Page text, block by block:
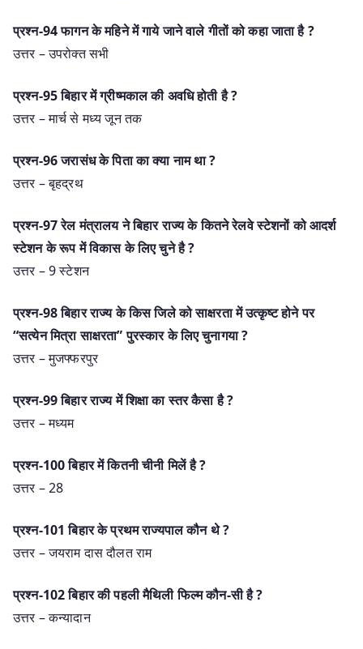
प्रश्न-94 फागन के महिने में गाये जाने वाले गीतों को कहा जाता है ?
उत्तर – उपरोक्त सभी
प्रश्न-95 बिहार में ग्रीष्मकाल की अवधि होती है ?
उत्तर – मार्च से मध्य जून तक
प्रश्न-96 जरासंध के पिता का क्या नाम था ?
उत्तर – बृहद्रथ
प्रश्न-97 रेल मंत्रालय ने बिहार राज्य के कितने रेलवे स्टेशनों को आदर्श
स्टेशन के रूप में विकास के लिए चुने है ?
उत्तर – 9 स्टेशन
प्रश्न-98 बिहार राज्य के किस जिले को साक्षरता में उत्कृष्ट होने पर
“सत्येन मित्रा साक्षरता” पुरस्कार के लिए चुनागया ?
उत्तर – मुजफ्फरपुर
प्रश्न-99 बिहार राज्य में शिक्षा का स्तर कैसा है ?
उत्तर – मध्यम
प्रश्न-100 बिहार में कितनी चीनी मिलें है ?
उत्तर – 28
प्रश्न-101 बिहार के प्रथम राज्यपाल कौन थे ?
उत्तर – जयराम दास दौलत राम
प्रश्न-102 बिहार की पहली मैथिली फिल्म कौन-सी है ?
उत्तर – कन्यादान